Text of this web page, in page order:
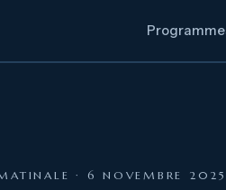
· 6 NOVEMBRE 2025